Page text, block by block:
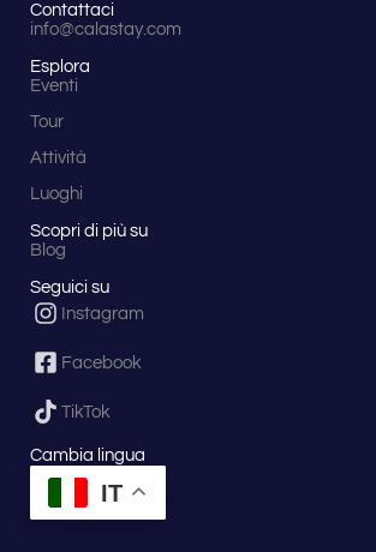
Contattaci
info@calastay.com
Esplora
Eventi
Tour
Attività
Luoghi
Scopri di più su
Blog
Seguici su
Instagram
Facebook
TikTok
Cambia lingua
IT